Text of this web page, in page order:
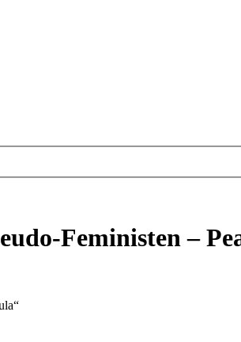
Feministen –